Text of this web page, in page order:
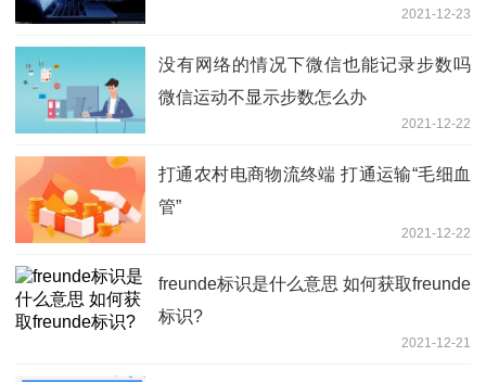
2021-12-23
没有网络的情况下微信也能记录步数吗
微信运动不显示步数怎么办
2021-12-22
打通农村电商物流终端 打通运输“毛细血
管”
2021-12-22
freunde标识是什么意思 如何获取freunde
标识?
2021-12-21